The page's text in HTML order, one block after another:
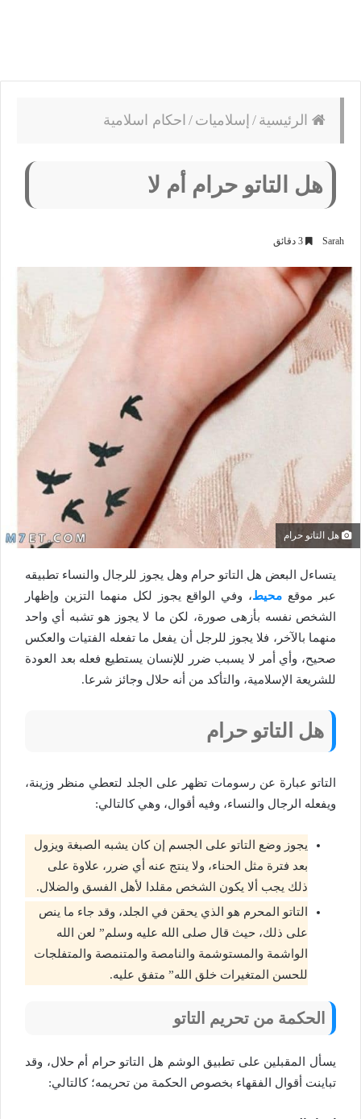
الرئيسية / إسلاميات / احكام اسلامية
هل التاتو حرام أم لا
Sarah
هل التاتو حرام
يتساءل البعض هل التاتو حرام وهل يجوز للرجال والنساء تطبيقه
عبر موقع محيط، وفي الواقع يجوز لكل منهما التزين وإظهار
الشخص نفسه بأزهى صورة، لكن ما لا يجوز هو تشبه أي واحد
منهما بالآخر، فلا يجوز للرجل أن يفعل ما تفعله الفتيات والعكس
صحيح، وأي أمر لا يسبب ضرر للإنسان يستطيع فعله بعد العودة
للشريعة الإسلامية، والتأكد من أنه حلال وجائز شرعا.
هل التاتو حرام
التاتو عبارة عن رسومات تظهر على الجلد لتعطي منظر وزينة،
ويفعله الرجال والنساء، وفيه أقوال، وهي كالتالي:
يجوز وضع التاتو على الجسم إن كان يشبه الصبغة ويزول
بعد فترة مثل الحناء، ولا ينتج عنه أي ضرر، علاوة على
ذلك يجب ألا يكون الشخص مقلدا لأهل الفسق والضلال.
التاتو المحرم هو الذي يحقن في الجلد، وقد جاء ما ينص
على ذلك، حيث قال صلى الله عليه وسلم” لعن الله
الواشمة والمستوشمة والنامصة والمتنمصة والمتفلجات
للحسن المتغيرات خلق الله” متفق عليه.
الحكمة من تحريم التاتو
يسأل المقبلين على تطبيق الوشم هل التاتو حرام أم حلال، وقد
تباينت أقوال الفقهاء بخصوص الحكمة من تحريمه؛ كالتالي: